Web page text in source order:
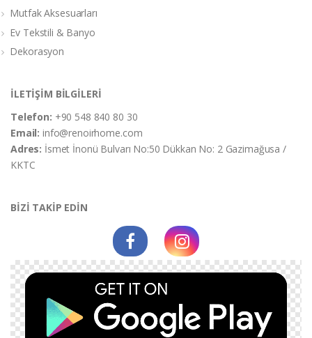
Mutfak Aksesuarları
Ev Tekstili & Banyo
Dekorasyon
İLETİŞİM BİLGİLERİ
Telefon: +90 548 840 80 30
Email:info@renoirhome.com
Adres: İsmet İnonü Bulvarı No:50 Dükkan No: 2 Gazimağusa /
KKTC
BİZİ TAKİP EDİN